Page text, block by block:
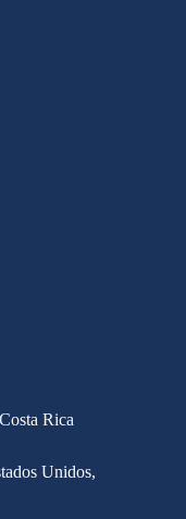
Rica
Unidos,